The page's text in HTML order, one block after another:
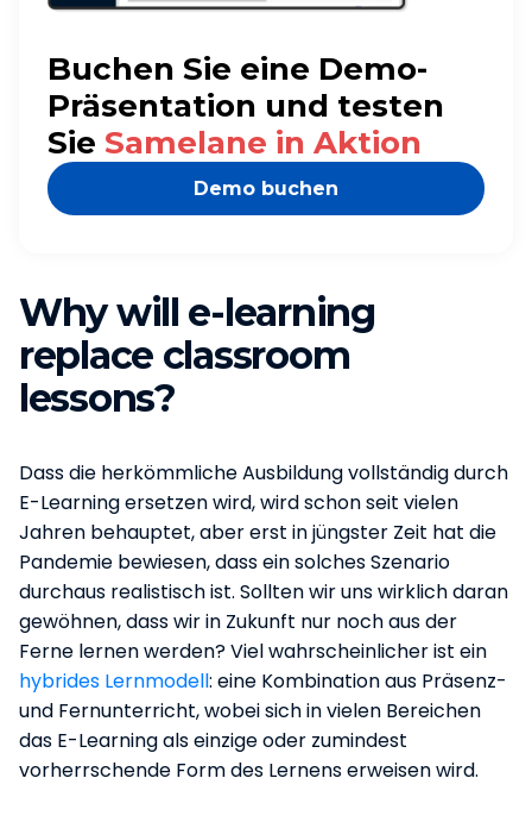
Buchen Sie eine Demo-
Präsentation und testen
Sie Samelane in Aktion
Demo buchen
Why will e-learning
replace classroom
lessons?
Dass die herkömmliche Ausbildung vollständig durch
E-Learning ersetzen wird, wird schon seit vielen
Jahren behauptet, aber erst in jüngster Zeit hat die
Pandemie bewiesen, dass ein solches Szenario
durchaus realistisch ist. Sollten wir uns wirklich daran
gewöhnen, dass wir in Zukunft nur noch aus der
Ferne lernen werden? Viel wahrscheinlicher ist ein
hybrides Lernmodell: eine Kombination aus Präsenz-
und Fernunterricht, wobei sich in vielen Bereichen
das E-Learning als einzige oder zumindest
vorherrschende Form des Lernens erweisen wird.